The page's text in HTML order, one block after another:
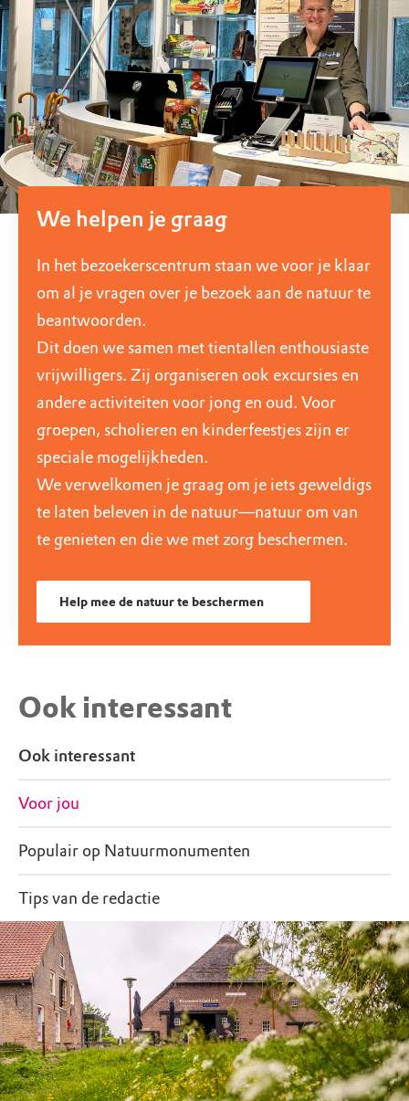
We helpen je graag
In het bezoekerscentrum staan we voor je klaar
om al je vragen over je bezoek aan de natuur te
beantwoorden.
Dit doen we samen met tientallen enthousiaste
vrijwilligers. Zij organiseren ook excursies en
andere activiteiten voor jong en oud. Voor
groepen, scholieren en kinderfeestjes zijn er
speciale mogelijkheden.
We verwelkomen je graag om je iets geweldigs
te laten beleven in de natuur—natuur om van
te genieten en die we met zorg beschermen.
Help mee de natuur te beschermen
Ook interessant
Ook interessant
Voor jou
Populair op Natuurmonumenten
Tips van de redactie